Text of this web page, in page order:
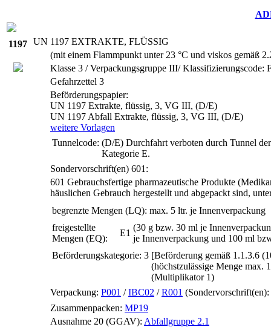
1197 UN 1197 EXTRAKTE, FLÜSSIG
(mit einem Flammpunkt unter 23 °C und viskos gemäß
Klasse 3 / Verpackungsgruppe III/ Klassifizierungscode:
Gefahrzettel 3
Beförderungspapier:
UN 1197 Extrakte, flüssig, 3, VG III, (D/E)
UN 1197 Abfall Extrakte, flüssig, 3, VG III, (D/E)
weitere Vorlagen
Tunnelcode: (D/E) Durchfahrt verboten durch Tunnel
Kategorie E.
Sondervorschrift(en) 601:
601 Gebrauchsfertige pharmazeutische Produkte
häuslichen Gebrauch hergestellt und abgepackt sind,
begrenzte Mengen (LQ): max. 5 ltr. je Innenverpackung
freigestellte
Mengen (EQ):
E1
(30 g bzw. 30 ml je
je Innenverpackung und 100 ml
Beförderungskategorie: 3 [Beförderung gemäß 1.1.3.6
(höchstzulässige Menge max.
(Multiplikator 1)
Verpackung: P001 /IBC02 /R001 (Sondervorschrift(en):
Zusammenpacken: MP19
Ausnahme 20 (GGAV): Abfallgruppe 2.1